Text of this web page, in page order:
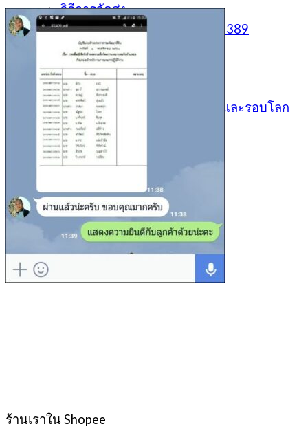
วิธีการจัดส่ง
คำถามที่พบบ่อย (FAQ) SHEET389
ติดตามสถานะการสั่งซื้อ
ร้านเราใน Shopee
ประกาศสอบ
เหตุการณ์ปัจจุบัน ทันข่าว ไทยและรอบโลก
ตะกร้าสินค้า /0
ไม่มีสินค้าในตะกร้า
0
ตะกร้าสินค้า
ไม่มีสินค้าในตะกร้า
ร้านเราใน Shopee